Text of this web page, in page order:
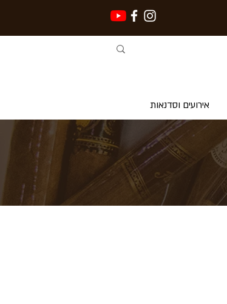
אירועים וסדנאות